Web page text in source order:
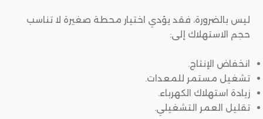
ليس بالضرورة، فقد يؤدي اختيار محطة صغيرة لا تناسب
حجم الاستهلاك إلى:
انخفاض الإنتاج.
تشغيل مستمر للمعدات.
زيادة استهلاك الكهرباء.
تقليل العمر التشغيلي.